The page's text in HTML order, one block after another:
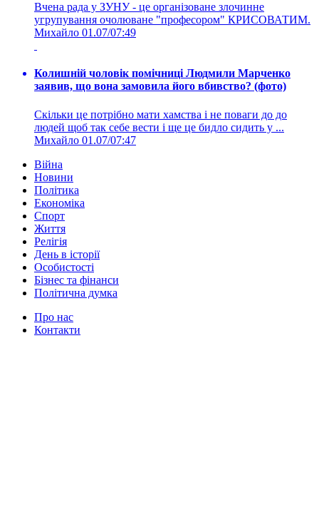
Вчена рада у ЗУНУ - це організоване злочинне
угрупування очолюване "професором" КРИСОВАТИМ.
Михайло 01.07/07:49
Колишній чоловік помічниці Людмили Марченко
заявив, що вона замовила його вбивство? (фото)
Скільки це потрібно мати хамства і не поваги до до
людей щоб так себе вести і ще це бидло сидить у ...
Михайло 01.07/07:47
Війна
Новини
Політика
Економіка
Спорт
Життя
Релігія
День в історії
Особистості
Бізнес та фінанси
Політична думка
Про нас
Контакти